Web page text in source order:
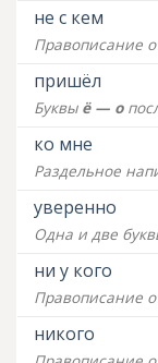
не с кем
Правописание
пришёл
Буквы ё — о
ко мне
Раздельное
уверенно
Одна и две
ни у кого
Правописание
никого